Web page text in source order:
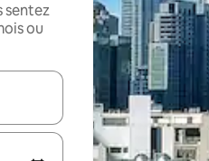
sentez
ou
flèches vers le haut et vers le